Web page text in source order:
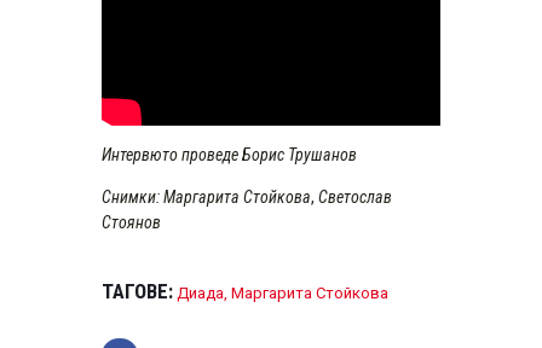
Интервюто проведе Борис Трушанов
Снимки: Маргарита Стойкова, Светослав
Стоянов
ТАГОВЕ: Диада Маргарита Стойкова